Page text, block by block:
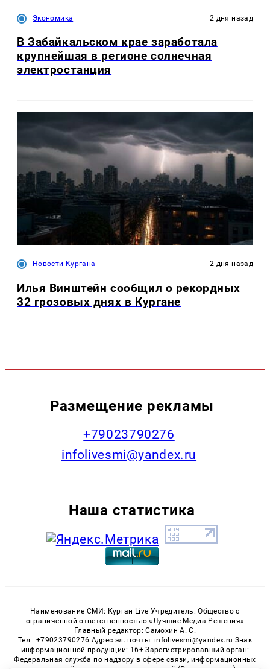
Экономика 2 дня назад
В Забайкальском крае заработала
крупнейшая в регионе солнечная
электростанция
Новости Кургана 2 дня назад
Илья Винштейн сообщил о рекордных
32 грозовых днях в Кургане
Размещение рекламы
+79023790276
infolivesmi@yandex.ru
Наша статистика
Наименование СМИ: Курган Live Учредитель: Общество с
ограниченной ответственностью «Лучшие Медиа Решения»
Главный редактор: Самохин А. С.
Тел.: +79023790276 Адрес эл. почты: infolivesmi@yandex.ru Знак
информационной продукции: 16+ Зарегистрировавший орган:
Федеральная служба по надзору в сфере связи, информационных